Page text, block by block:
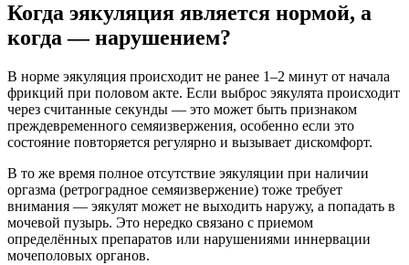
Когда эякуляция является нормой, а
когда — нарушением?
В норме эякуляция происходит не ранее 1–2 минут от начала
фрикций при половом акте. Если выброс эякулята происходит
через считанные секунды — это может быть признаком
преждевременного семяизвержения, особенно если это
состояние повторяется регулярно и вызывает дискомфорт.
В то же время полное отсутствие эякуляции при наличии
оргазма (ретроградное семяизвержение) тоже требует
внимания — эякулят может не выходить наружу, а попадать в
мочевой пузырь. Это нередко связано с приемом
определённых препаратов или нарушениями иннервации
мочеполовых органов.